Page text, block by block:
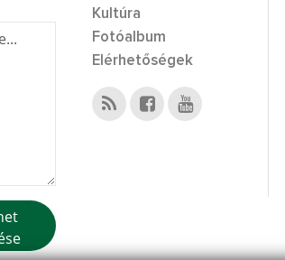
Kultúra
Fotóalbum
Elérhetőségek